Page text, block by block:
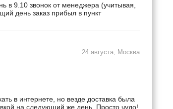
в 9.10 звонок от менеджера (учитывая,
день заказ прибыл в пункт
24 августа, Москва
в интернете, но везде доставка была
на следующий же день. Просто чудо!